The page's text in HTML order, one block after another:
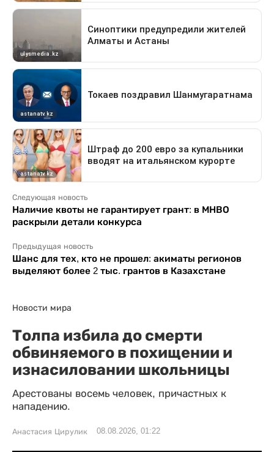
Следующая новость
Наличие квоты не гарантирует грант: в МНВО
раскрыли детали конкурса
Предыдущая новость
Шанс для тех, кто не прошел: акиматы регионов
выделяют более 2 тыс. грантов в Казахстане
Новости мира
Толпа избила до смерти
обвиняемого в похищении и
изнасиловании школьницы
Арестованы восемь человек, причастных к
нападению.
Анастасия Цирулик 08.08.2026, 01:22